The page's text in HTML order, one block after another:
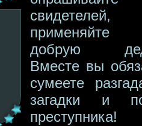
свидетелей,
применяйте
добрую
Вместе вы
сумеете
загадки и
преступника!